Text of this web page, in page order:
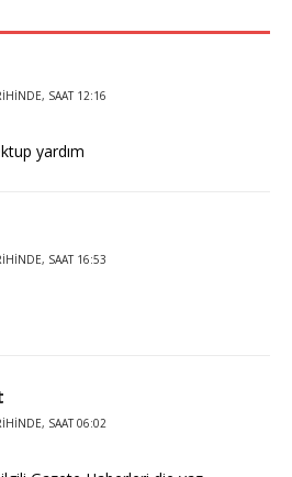
SAAT 12:16
yardım
SAAT 16:53
SAAT 06:02